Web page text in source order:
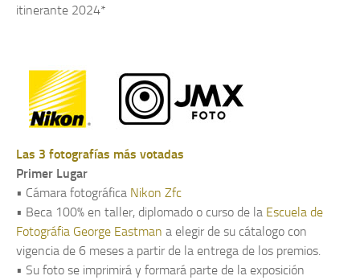
itinerante 2024*
Las 3 fotografías más votadas
Primer Lugar
• Cámara fotográfica Nikon Zfc
• Beca 100% en taller, diplomado o curso de la Escuela de
Fotográfia George Eastman a elegir de su cátalogo con
vigencia de 6 meses a partir de la entrega de los premios.
• Su foto se imprimirá y formará parte de la exposición